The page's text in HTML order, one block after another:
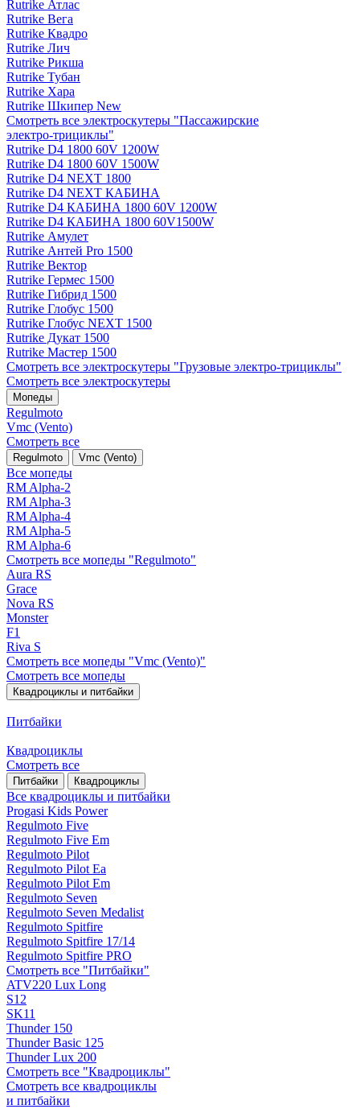
Rutrike Атлас
Rutrike Вега
Rutrike Квадро
Rutrike Лич
Rutrike Рикша
Rutrike Тубан
Rutrike Хара
Rutrike Шкипер New
Смотреть все электро­скутеры "Пассажирские
электро‑трициклы"
Rutrike D4 1800 60V 1200W
Rutrike D4 1800 60V 1500W
Rutrike D4 NEXT 1800
Rutrike D4 NEXT КАБИНА
Rutrike D4 КАБИНА 1800 60V 1200W
Rutrike D4 КАБИНА 1800 60V1500W
Rutrike Амулет
Rutrike Антей Pro 1500
Rutrike Вектор
Rutrike Гермес 1500
Rutrike Гибрид 1500
Rutrike Глобус 1500
Rutrike Глобус NEXT 1500
Rutrike Дукат 1500
Rutrike Мастер 1500
Смотреть все электро­скутеры "Грузовые электро‑трициклы"
Смотреть все электро­скутеры
Мопеды
Regulmoto
Vmc (Vento)
Смотреть все
Regulmoto Vmc (Vento)
Все мопеды
RM Alpha-2
RM Alpha-3
RM Alpha-4
RM Alpha-5
RM Alpha-6
Смотреть все мопеды "Regulmoto"
Aura RS
Grace
Nova RS
Monster
F1
Riva S
Смотреть все мопеды "Vmc (Vento)"
Смотреть все мопеды
Квадроциклы и питбайки
Питбайки
Квадроциклы
Смотреть все
Питбайки Квадроциклы
Все квадроциклы и питбайки
Progasi Kids Power
Regulmoto Five
Regulmoto Five Em
Regulmoto Pilot
Regulmoto Pilot Ea
Regulmoto Pilot Em
Regulmoto Seven
Regulmoto Seven Medalist
Regulmoto Spitfire
Regulmoto Spitfire 17/14
Regulmoto Spitfire PRO
Смотреть все "Питбайки"
ATV220 Lux Long
S12
SK11
Thunder 150
Thunder Basic 125
Thunder Lux 200
Смотреть все "Квадроциклы"
Смотреть все квадроциклы
и питбайки